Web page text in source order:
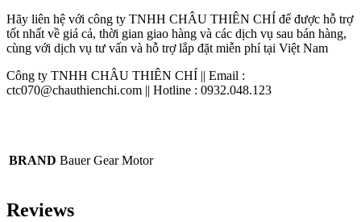
Hãy liên hệ với công ty TNHH CHÂU THIÊN CHÍ để được hỗ trợ
tốt nhất về giá cả, thời gian giao hàng và các dịch vụ sau bán hàng,
cùng với dịch vụ tư vấn và hỗ trợ lắp đặt miễn phí tại Việt Nam
Công ty TNHH CHÂU THIÊN CHÍ || Email :
ctc070@chauthienchi.com || Hotline : 0932.048.123
BRAND Bauer Gear Motor
Reviews